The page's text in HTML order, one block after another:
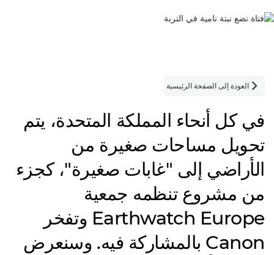
 العودة إلى الصفحة الرئيسية
في كل أنحاء المملكة المتحدة، يتم
تحويل مساحات صغيرة من
الأراضي إلى "غابات صغيرة"، كجزء
من مشروع تنظمه جمعية
Earthwatch Europe وتفخر
Canon بالمشاركة فيه. وسنعرض